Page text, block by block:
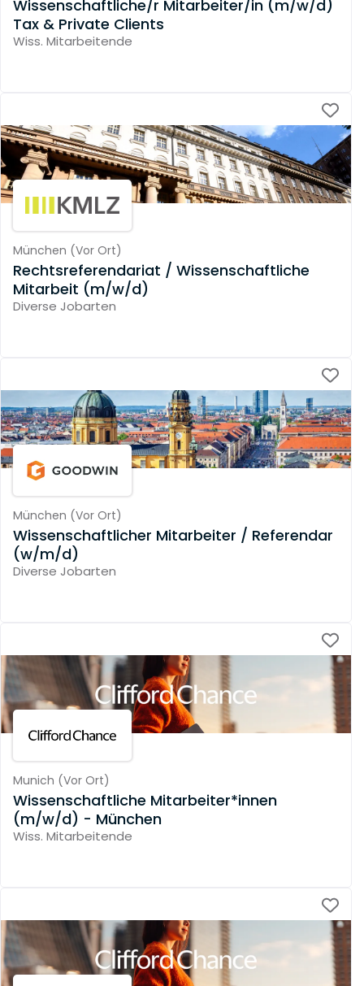
Wissenschaftliche/r Mitarbeiter/in (m/w/d)
Tax & Private Clients
Wiss. Mitarbeitende
München (Vor Ort)
Rechtsreferendariat / Wissenschaftliche
Mitarbeit (m/w/d)
Diverse Jobarten
München (Vor Ort)
Wissenschaftlicher Mitarbeiter / Referendar
(w/m/d)
Diverse Jobarten
Munich (Vor Ort)
Wissenschaftliche Mitarbeiter*innen
(m/w/d) - München
Wiss. Mitarbeitende